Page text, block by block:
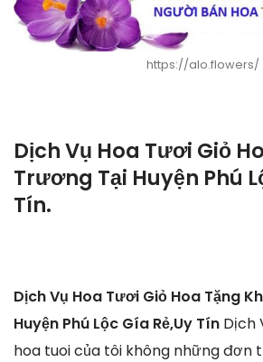
https://alo.flowers/
Dịch Vụ Hoa Tươi Giỏ
Trương Tại Huyện Phú
Tín.
Dịch Vụ Hoa Tươi Giỏ Hoa Tặng
Huyện Phú Lộc Gía Rẻ,Uy Tín Dịch
hoa tuoi của tôi không những đơn